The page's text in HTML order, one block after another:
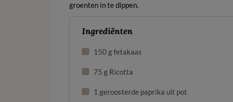
groenten in te dippen.
Ingrediënten
150 g fetakaas
75 g Ricotta
1 geroosterde paprika uit pot